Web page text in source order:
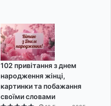
102 привітання з днем
народження жінці,
картинки та побажання
своїми словами